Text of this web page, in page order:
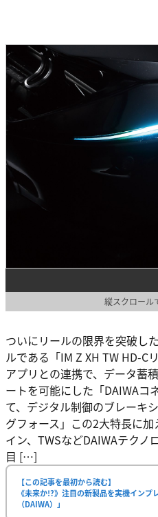
縦スクロール
ついにリールの限界を突破し
ルである「IM Z XH TW HD-C
アプリとの連携で、データ蓄
ートを可能にした「DAIWAコ
て、デジタル制御のブレーキ
グフォース」この2大特長に
イン、TWSなどDAIWAテクノ
目 […]
【この記事を最初から読む】
《未来か!?》注目の新製品を実機インプ
（DAIWA）」